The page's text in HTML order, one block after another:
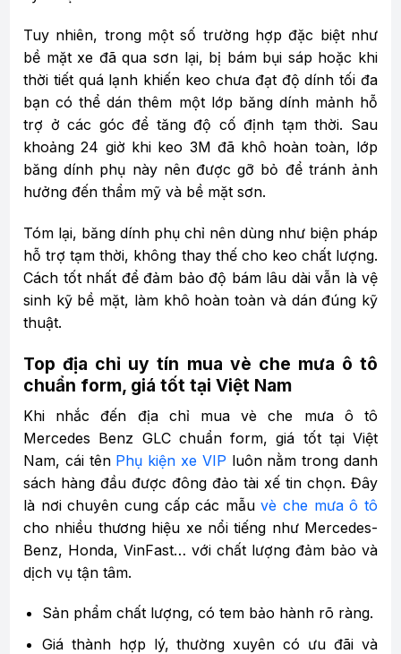
Tuy nhiên, trong một số trường hợp đặc biệt như
bề mặt xe đã qua sơn lại, bị bám bụi sáp hoặc khi
thời tiết quá lạnh khiến keo chưa đạt độ dính tối đa
bạn có thể dán thêm một lớp băng dính mảnh hỗ
trợ ở các góc để tăng độ cố định tạm thời. Sau
khoảng 24 giờ khi keo 3M đã khô hoàn toàn, lớp
băng dính phụ này nên được gỡ bỏ để tránh ảnh
hưởng đến thẩm mỹ và bề mặt sơn.
Tóm lại, băng dính phụ chỉ nên dùng như biện pháp
hỗ trợ tạm thời, không thay thế cho keo chất lượng.
Cách tốt nhất để đảm bảo độ bám lâu dài vẫn là vệ
sinh kỹ bề mặt, làm khô hoàn toàn và dán đúng kỹ
thuật.
Top địa chỉ uy tín mua vè che mưa ô tô
chuẩn form, giá tốt tại Việt Nam
Khi nhắc đến địa chỉ mua vè che mưa ô tô
Mercedes Benz GLC chuẩn form, giá tốt tại Việt
Nam, cái tên Phụ kiện xe VIP luôn nằm trong danh
sách hàng đầu được đông đảo tài xế tin chọn. Đây
là nơi chuyên cung cấp các mẫuvè che mưa ô tô
cho nhiều thương hiệu xe nổi tiếng như Mercedes-
Benz, Honda, VinFast… với chất lượng đảm bảo và
dịch vụ tận tâm.
Sản phẩm chất lượng, có tem bảo hành rõ ràng.
Giá thành hợp lý, thường xuyên có ưu đãi và